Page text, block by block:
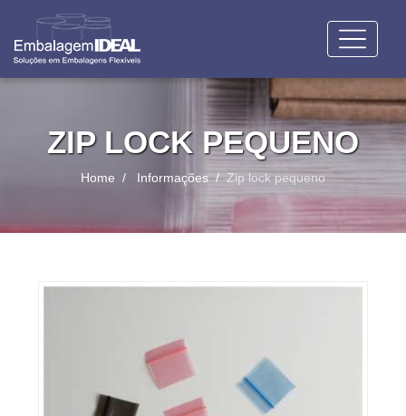
ZIP LOCK PEQUENO
Home Informações Zip lock pequeno